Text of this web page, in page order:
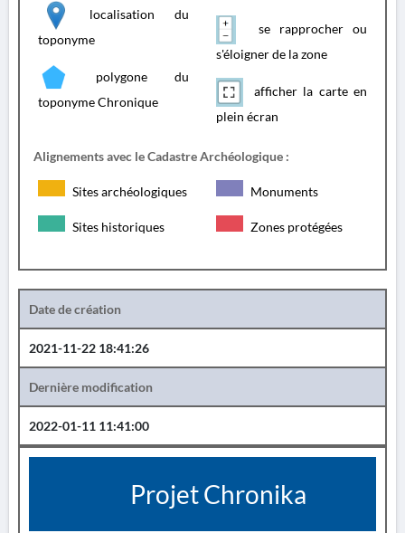
localisation du
toponyme
polygone du
toponyme Chronique
se rapprocher ou
s'éloigner de la zone
afficher la carte en
plein écran
Alignements avec le Cadastre Archéologique :
Sites archéologiques Monuments
Sites historiques Zones protégées
Date de création
2021-11-22 18:41:26
Dernière modification
2022-01-11 11:41:00
Projet Chronika